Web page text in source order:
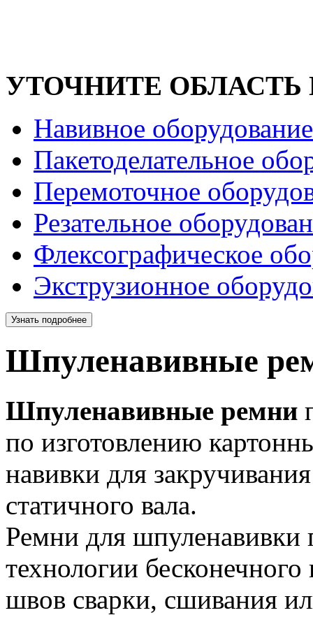
УТОЧНИТЕ
Навивное оборудование
Пакетоделательное
Перемоточное
Резательное
Флексографическое
Экструзионное
Узнать подробнее
Шпуленавивные
Шпуленавивные ремни
по изготовлению
навивки для
статичного вала.
Ремни для
технологии
швов сварки, сшивания